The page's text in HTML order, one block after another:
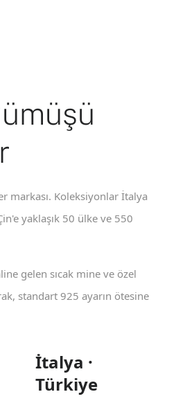
markası. Koleksiyonlar İtalya
yaklaşık 50 ülke ve 550
gelen sıcak mine ve özel
standart 925 ayarın ötesine
İtalya ·
Türkiye